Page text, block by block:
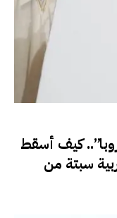
كيف أسقط
سبتة من